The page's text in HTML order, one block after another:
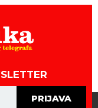
PRIJAVA